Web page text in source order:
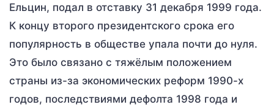
Ельцин, подал в отставку 31 декабря 1999 года.
К концу второго президентского срока его
популярность в обществе упала почти до нуля.
Это было связано с тяжёлым положением
страны из-за экономических реформ 1990-х
годов, последствиями дефолта 1998 года и